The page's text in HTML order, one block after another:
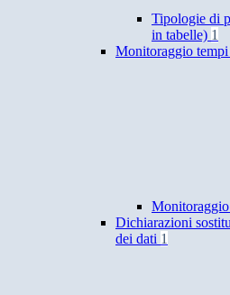
Tipologie di
in tabelle) 1
Monitoraggio
Dichiarazioni
dei dati 1